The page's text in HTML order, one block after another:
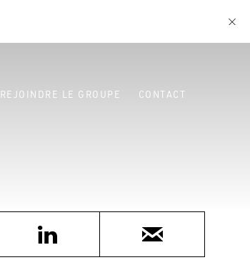
REJOINDRE LE GROUPE CONTACT